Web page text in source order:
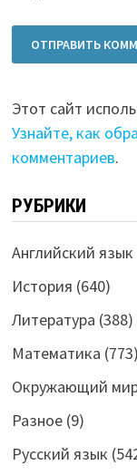
Этот сайт
Узнайте, как
комментариев.
РУБРИКИ
Английский язык
История (640)
Литература (388)
Математика (773)
Окружающий
Разное(9)
Русский язык